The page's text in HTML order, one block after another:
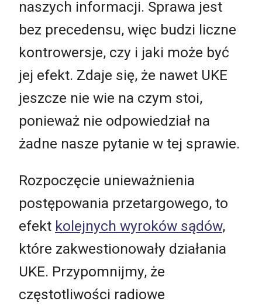
naszych informacji. Sprawa jest
bez precedensu, więc budzi liczne
kontrowersje, czy i jaki może być
jej efekt. Zdaje się, że nawet UKE
jeszcze nie wie na czym stoi,
ponieważ nie odpowiedział na
żadne nasze pytanie w tej sprawie.
Rozpoczęcie unieważnienia
postępowania przetargowego, to
efekt kolejnych wyroków sądów,
które zakwestionowały działania
UKE. Przypomnijmy, że
częstotliwości radiowe